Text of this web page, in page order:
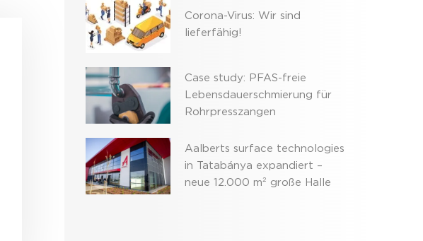
Corona-Virus: Wir sind
lieferfähig!
Case study: PFAS-freie
Lebensdauerschmierung für
Rohrpresszangen
Aalberts surface technologies
in Tatabánya expandiert –
neue 12.000 m² große Halle